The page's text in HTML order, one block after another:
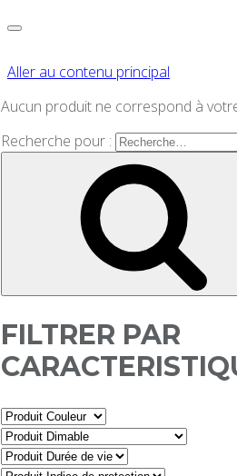
Aller au contenu principal
Aucun produit ne correspond à
Recherche pour :
FILTRER PAR